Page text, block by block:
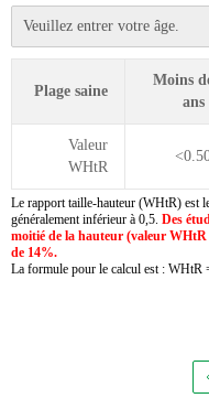
Plage saine
Moins
ans
Valeur
WHtR
Le rapport taille-hauteur (WHtR) est
généralement inférieur à 0,5. Des
moitié de la hauteur (valeur WHtR
de 14%.
La formule pour le calcul est : WHtR